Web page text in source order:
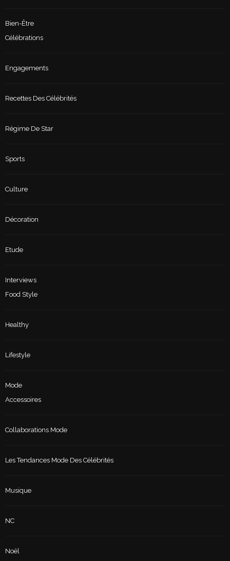
Bien-Être
Célébrations
Engagements
Recettes Des Célébrités
Régime De Star
Sports
Culture
Décoration
Etude
Interviews
Food Style
Healthy
Lifestyle
Mode
Accessoires
Collaborations Mode
Les Tendances Mode Des Célébrités
Musique
NC
Noël